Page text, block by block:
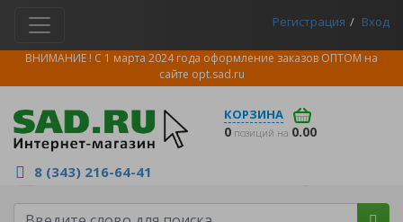
Регистрация Вход
ВНИМАНИЕ ! С 1 марта 2024 года оформление заказов ОПТОМ на
сайте opt.sad.ru
КОРЗИНА
0 позиций на 0.00
8 (343) 216-64-41